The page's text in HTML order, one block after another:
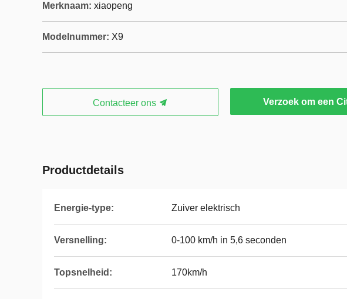
Merknaam: xiaopeng
Modelnummer: X9
Contacteer ons Verzoek om een
Productdetails
Energie-type: Zuiver elektrisch
Versnelling: 0-100 km/h in 5,6 seconden
Topsnelheid: 170km/h